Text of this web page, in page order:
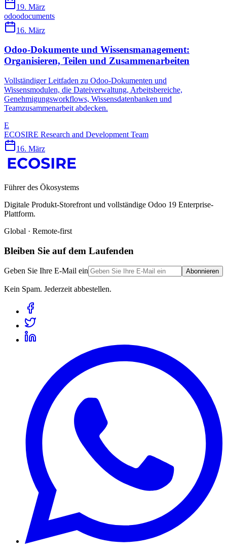
19. März
odoodocuments
16. März
Odoo-Dokumente und Wissensmanagement:
Organisieren, Teilen und Zusammenarbeiten
Vollständiger Leitfaden zu Odoo-Dokumenten und
Wissensmodulen, die Dateiverwaltung, Arbeitsbereiche,
Genehmigungsworkflows, Wissensdatenbanken und
Teamzusammenarbeit abdecken.
E
ECOSIRE Research and Development Team
16. März
Führer des Ökosystems
Digitale Produkt-Storefront und vollständige Odoo 19 Enterprise-
Plattform.
Global · Remote-first
Bleiben Sie auf dem Laufenden
Geben Sie Ihre E-Mail ein Abonnieren
Kein Spam. Jederzeit abbestellen.